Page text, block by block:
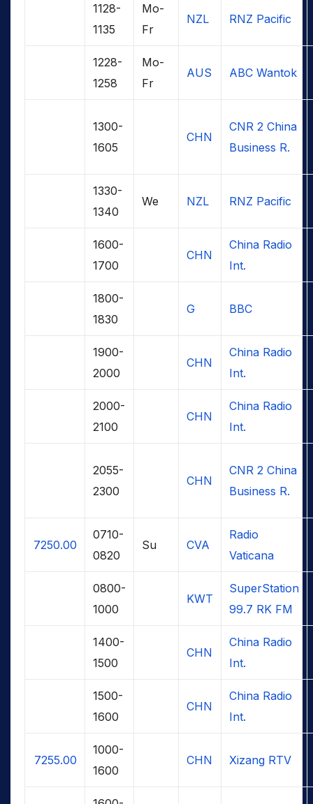
1128-
1135
Mo-
Fr
NZL RNZ Pacific
1228-
1258
Mo-
Fr
AUS ABC Wantok
1300-
1605
CHN
CNR 2 China
Business R.
1330-
1340
We NZL RNZ Pacific
1600-
1700
CHN
China Radio
Int.
1800-
1830
G BBC
1900-
2000
CHN
China Radio
Int.
2000-
2100
CHN
China Radio
Int.
2055-
2300
CHN
CNR 2 China
Business R.
7250.00
0710-
0820
Su CVA
Radio
Vaticana
0800-
1000
KWT
SuperStation
99.7 RK FM
1400-
1500
CHN
China Radio
Int.
1500-
1600
CHN
China Radio
Int.
7255.00
1000-
1600
CHN Xizang RTV